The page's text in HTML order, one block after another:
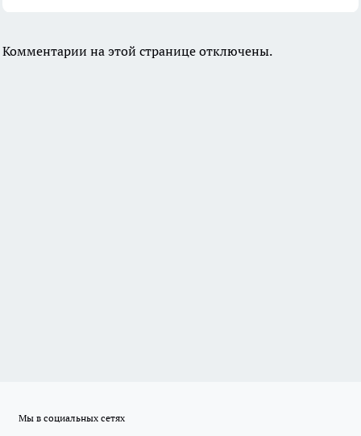
Комментарии на этой странице отключены.
Мы в социальных сетях